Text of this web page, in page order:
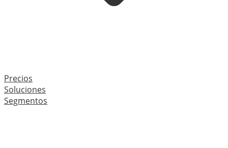
Precios
Soluciones
Segmentos